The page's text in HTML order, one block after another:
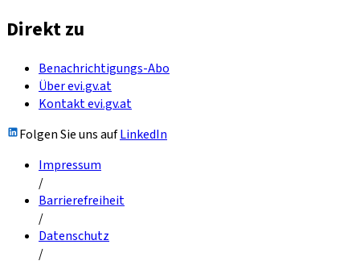
Direkt zu
Benachrichtigungs-Abo
Über evi.gv.at
Kontakt evi.gv.at
Folgen Sie uns aufLinkedIn
Impressum
/
Barrierefreiheit
/
Datenschutz
/